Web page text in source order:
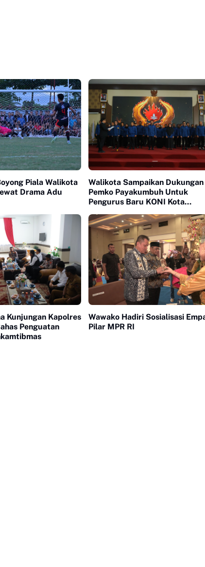
Piala Walikota
Drama Adu
Walikota Sampaikan Dukungan
Pemko Payakumbuh Untuk
Pengurus Baru KONI Kota
Kunjungan Kapolres
Penguatan
Wawako Hadiri Sosialisasi
Pilar MPR RI